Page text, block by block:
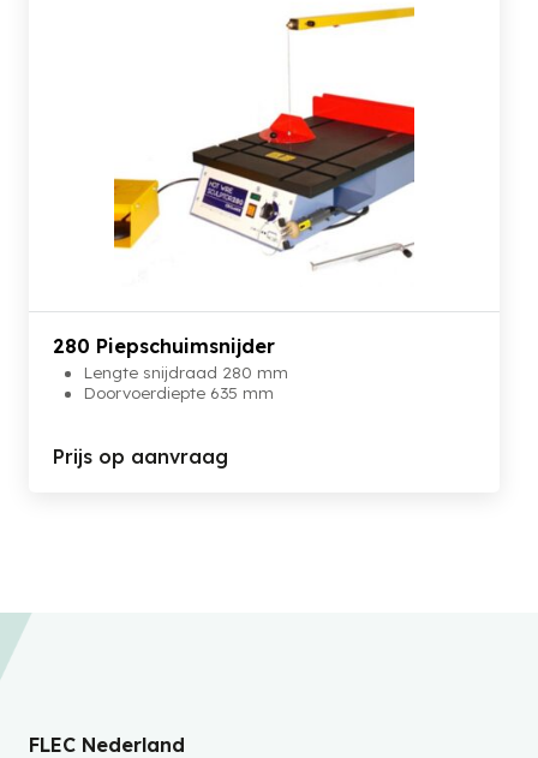
280 Piepschuimsnijder
Lengte snijdraad 280 mm
Doorvoerdiepte 635 mm
Prijs op aanvraag
FLEC Nederland